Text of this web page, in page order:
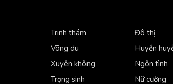
Trinh thám
Võng du
Xuyên không
Trọng sinh
Đô thị
Huyền
Ngôn tình
Nữ cường